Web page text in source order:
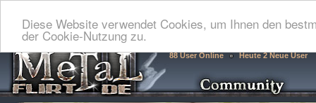
Diese Website verwendet Cookies, um Ihnen den
der Cookie-Nutzung zu.
88 User Online Heute 2 Neue User